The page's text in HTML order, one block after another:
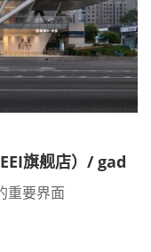
旗舰店）/ gad
重要界面